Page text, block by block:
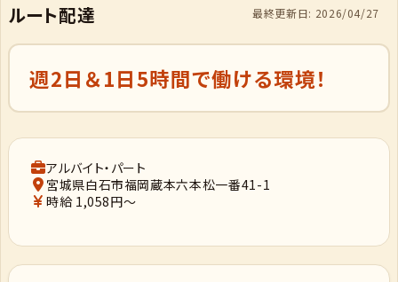
最終更新日: 2026/04/27
ルート配達
週2日＆1日5時間で働ける環境！
アルバイト・パート
宮城県白石市福岡蔵本六本松一番41-1
時給 1,058円～